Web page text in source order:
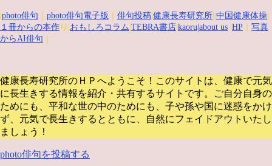
photo俳句 photo俳句電子版 俳句投稿 健康長寿研究所 中国健康体操
１冊からの本作 り| おもしろコラム TEBRA書店 kaoru |about us HP
写真
からAI俳句
健康長寿研究所のＨＰへようこそ！このサイトは、健康で元気
に長生きする情報を紹介・共有するサイトです。
ご自分自身の
ためにも、平和な世の中のためにも、子や孫や国に迷惑をかけ
ず、元気で長生きするとともに、自然にフェイドアウトいたし
ましょう！
photo俳句を投稿する